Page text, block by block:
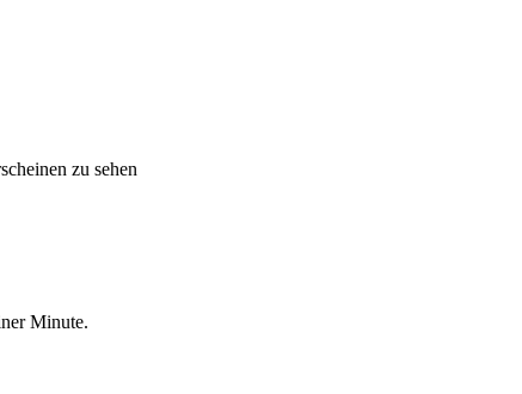
zu sehen
Minute.